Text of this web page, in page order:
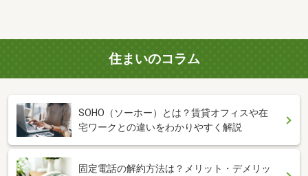
住まいのコラム
SOHO（ソーホー）とは？賃貸オフィスや在
宅ワークとの違いをわかりやすく解説
固定電話の解約方法は？メリット・デメリッ